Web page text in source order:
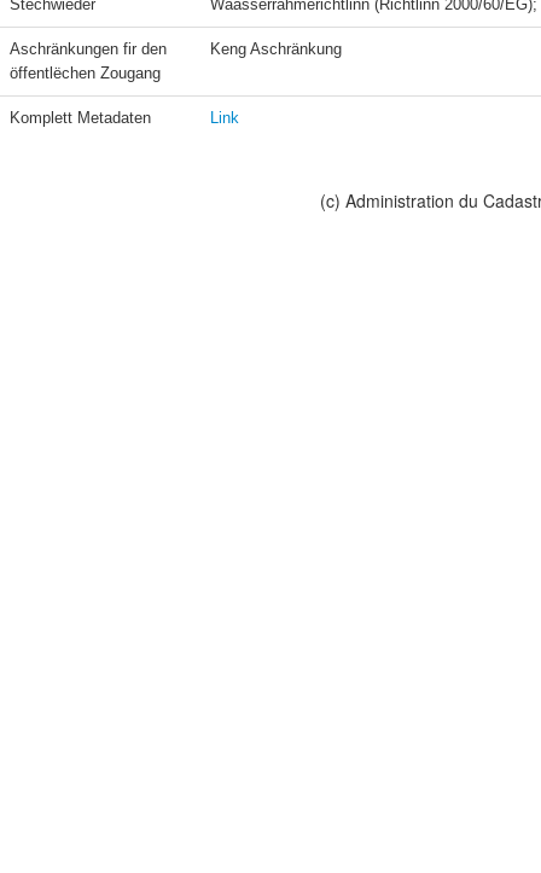
Stëchwieder
Aschränkungen fir den
öffentlëchen Zougang
Keng Aschränkung
Komplett Metadaten Link
(c) Administration du